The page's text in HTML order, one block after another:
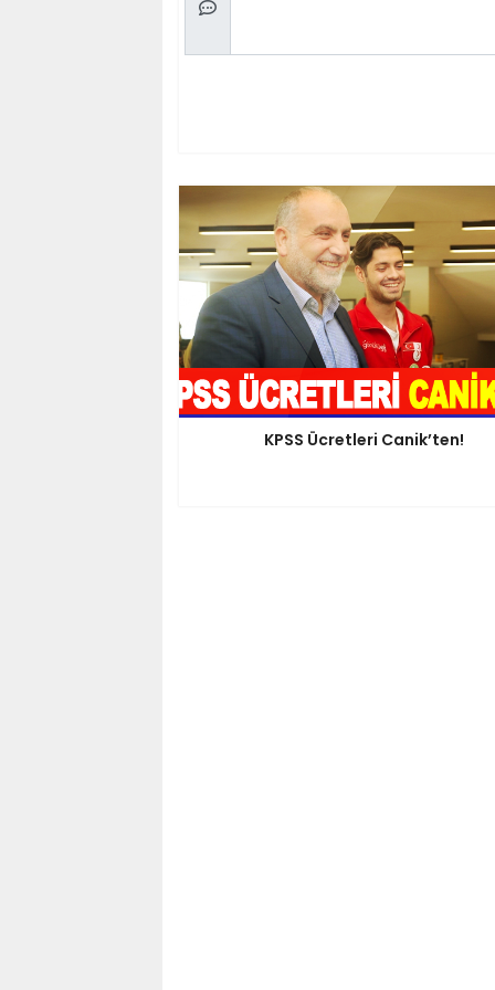
KPSS Ücretleri Canik’ten!